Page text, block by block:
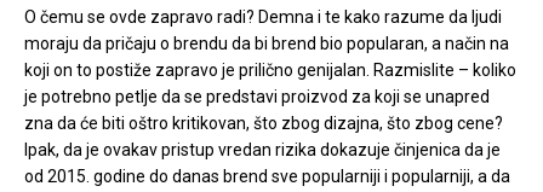
O čemu se ovde zapravo radi? Demna i te kako razume da ljudi
moraju da pričaju o brendu da bi brend bio popularan, a način na
koji on to postiže zapravo je prilično genijalan. Razmislite – koliko
je potrebno petlje da se predstavi proizvod za koji se unapred
zna da će biti oštro kritikovan, što zbog dizajna, što zbog cene?
Ipak, da je ovakav pristup vredan rizika dokazuje činjenica da je
od 2015. godine do danas brend sve popularniji i popularniji, a da